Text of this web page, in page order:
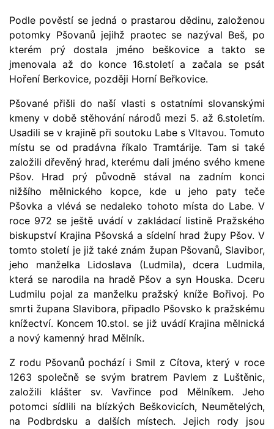
Podle pověstí se jedná o prastarou dědinu, založenou
potomky Pšovanů jejihž praotec se nazýval Beš, po
kterém prý dostala jméno beškovice a takto se
jmenovala až do konce 16.století a začala se psát
Hoření Berkovice, později Horní Beřkovice.
Pšované přišli do naší vlasti s ostatními slovanskými
kmeny v době stěhování národů mezi 5. až 6.stoletím.
Usadili se v krajině při soutoku Labe s Vltavou. Tomuto
místu se od pradávna říkalo Tramtárije. Tam si také
založili dřevěný hrad, kterému dali jméno svého kmene
Pšov. Hrad prý původně stával na zadním konci
nižšího mělnického kopce, kde u jeho paty teče
Pšovka a vlévá se nedaleko tohoto místa do Labe. V
roce 972 se ještě uvádí v zakládací listině Pražského
biskupství Krajina Pšovská a sídelní hrad župy Pšov. V
tomto století je již také znám župan Pšovanů, Slavibor,
jeho manželka Lidoslava (Ludmila), dcera Ludmila,
která se narodila na hradě Pšov a syn Houska. Dceru
Ludmilu pojal za manželku pražský kníže Bořivoj. Po
smrti župana Slavibora, připadlo Pšovsko k pražskému
knížectví. Koncem 10.stol. se již uvádí Krajina mělnická
a nový kamenný hrad Mělník.
Z rodu Pšovanů pochází i Smil z Cítova, který v roce
1263 společně se svým bratrem Pavlem z Luštěnic,
založili klášter sv. Vavřince pod Mělníkem. Jeho
potomci sídlili na blízkých Beškovicích, Neumětelých,
na Podbrdsku a dalších místech. Jejich rody jsou